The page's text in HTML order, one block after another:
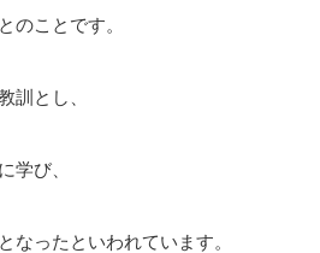
のことです。
訓とし、
学び、
なったといわれています。